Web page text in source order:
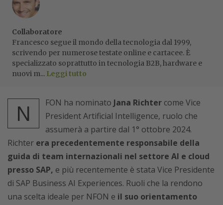
Collaboratore
Francesco segue il mondo della tecnologia dal 1999,
scrivendo per numerose testate online e cartacee. È
specializzato soprattutto in tecnologia B2B, hardware e
nuovi m... Leggi tutto
N FON ha nominato Jana Richter come Vice
President Artificial Intelligence, ruolo che
assumerà a partire dal 1° ottobre 2024.
Richter era precedentemente responsabile della
guida di team internazionali nel settore AI e cloud
presso SAP, e più recentemente è stata Vice Presidente
di SAP Business AI Experiences. Ruoli che la rendono
una scelta ideale per NFON e il suo orientamento